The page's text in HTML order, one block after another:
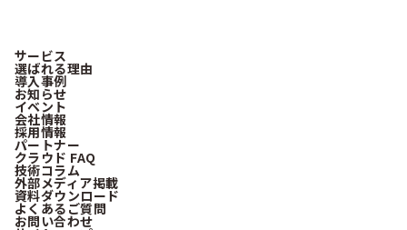
サービス
選ばれる理由
導入事例
お知らせ
イベント
会社情報
採用情報
パートナー
クラウド FAQ
技術コラム
外部メディア掲載
資料ダウンロード
よくあるご質問
お問い合わせ